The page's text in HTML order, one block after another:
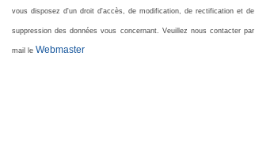
vous disposez d'un droit d'accès, de modification, de rectification et de
suppression des données vous concernant. Veuillez nous contacter par
mail le Webmaster